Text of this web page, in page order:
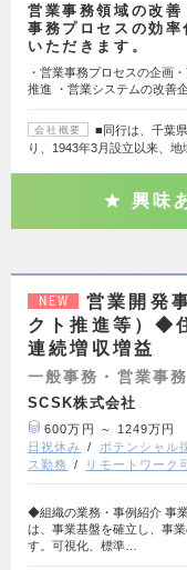
営業事務領域の改善
事務プロセスの効
いただきます。
・営業事務プロセスの企画
推進 ・営業システムの改善
会社概要
■同行は、千葉
り、1943年3月設立以来、
興味
NEW
営業開発
クト推進等）◆
連続増収増益
一般事務・営業事務
SCSK株式会社
600万円 ～ 1249万円
日祝休み
ポテンシャル
ス勤務
リモートワーク
◆組織の業務・事例紹介 事
は、事業基盤を確立し、事
す。可視化、標準…